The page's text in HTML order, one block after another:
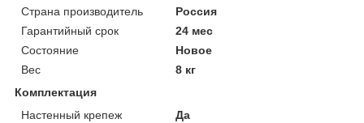
Страна производитель
Россия
Гарантийный срок
24 мес
Состояние
Новое
Вес
8 кг
Комплектация
Настенный крепеж
Да